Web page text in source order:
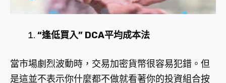
“逢低買入” DCA平均成本法
當市場劇烈波動時，交易加密貨幣很容易犯錯。但
是這並不表示你什麼都不做就看著你的投資組合按